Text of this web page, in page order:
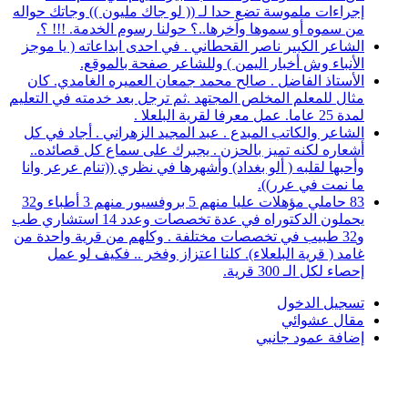
إجراءات ملموسة تضع حدا لـ (( لو جاك مليون )) وجاتك حواله
من سموه أو سموها وآخرها..؟ حولنا رسوم الخدمة. !!! ؟.
الشاعر الكبير ناصر القحطاني . في احدى ابداعاته ( يا موجز
الأنباء وش أخبار اليمن ) وللشاعر صفحة بالموقع.
الأستاذ الفاضل . صالح محمد جمعان العميره الغامدي. كان
مثال للمعلم المخلص المجتهد .ثم ترجل بعد خدمته في التعليم
لمدة 25 عاما. عمل معرفا لقرية البلعلا .
الشاعر والكاتب المبدع . عبد المجيد الزهراني . أجاد في كل
أشعاره لكنه تميز بالحزن . يجبرك على سماع كل قصائده..
وأحبها لقلبه ( ألو بغداد) وأشهرها في نظري ((تنام عرعر وانا
ما نمت في عرر)).
83 حاملي مؤهلات عليا منهم 5 بروفسيور منهم 3 أطباء و32
يحملون الدكتوراه في عدة تخصصات وعدد 14 استشاري طب
و32 طبيب في تخصصات مختلفة . وكلهم من قرية واحدة من
غامد ( قرية البلعلاء). كلنا اعتزاز وفخر .. فكيف لو عمل
إحصاء لكل الـ 300 قرية.
تسجيل الدخول
مقال عشوائي
إضافة عمود جانبي